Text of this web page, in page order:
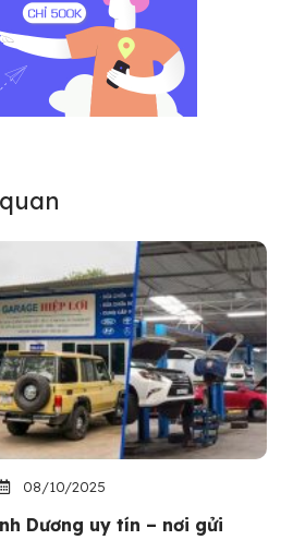
08/10/2025
Dương uy tín – nơi gửi